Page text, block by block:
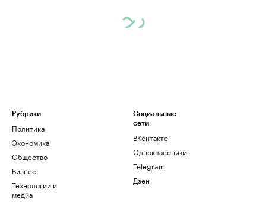
Рубрики
Политика
Экономика
Общество
Бизнес
Технологии и
медиа
Социальные
сети
ВКонтакте
Одноклассники
Telegram
Дзен